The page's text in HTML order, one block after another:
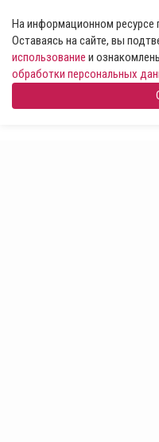
На информационном
Оставаясь на сайте, вы
использование и
обработки персональных